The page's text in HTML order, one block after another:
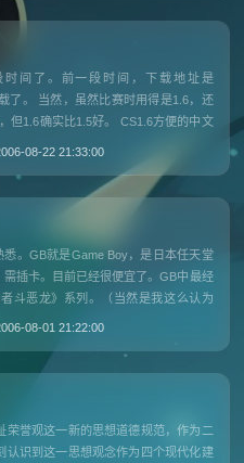
间了。前一段时间，下载地址是
了。 当然，虽然比赛时用得是1.6，还
但1.6确实比1.5好。 CS1.6方便的中文
08-22 21:33:00
。GB就是Game Boy，是日本任天堂
插卡。目前已经很便宜了。GB中最经
斗恶龙》系列。（当然是我这么认为
Boy Color，虽然
08-01 21:22:00
荣誉观这一新的思想道德规范，作为二
认识到这一思想观念作为四个现代化建